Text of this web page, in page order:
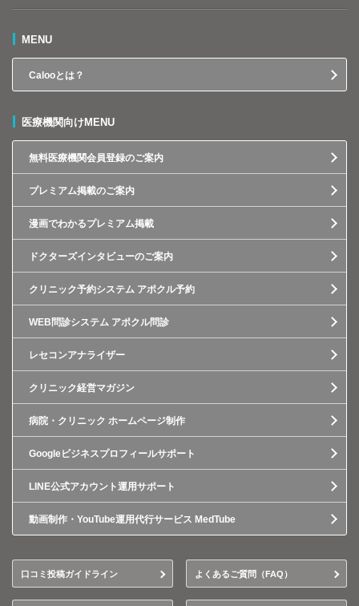
MENU
Calooとは？
医療機関向けMENU
無料医療機関会員登録のご案内
プレミアム掲載のご案内
漫画でわかるプレミアム掲載
ドクターズインタビューのご案内
クリニック予約システム アポクル予約
WEB問診システム アポクル問診
レセコンアナライザー
クリニック経営マガジン
病院・クリニック ホームページ制作
Googleビジネスプロフィールサポート
LINE公式アカウント運用サポート
動画制作・YouTube運用代行サービス MedTube
口コミ投稿ガイドライン よくあるご質問（FAQ）